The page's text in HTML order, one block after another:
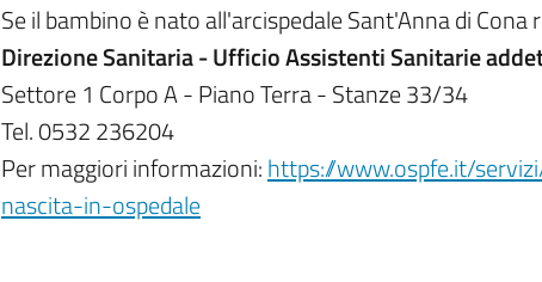
Se il bambino è nato all'arcispedale Sant'Anna di Cona
Direzione Sanitaria - Ufficio Assistenti Sanitarie
Settore 1 Corpo A - Piano Terra - Stanze 33/34
Tel. 0532 236204
Per maggiori informazioni:https://www.ospfe.it/
nascita-in-ospedale